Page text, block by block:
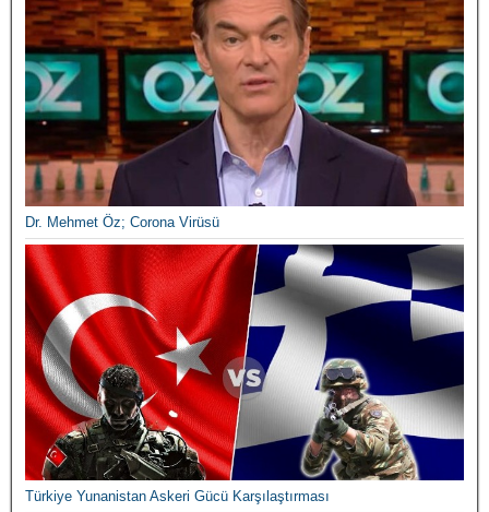
Dr. Mehmet Öz; Corona Virüsü
Türkiye Yunanistan Askeri Gücü Karşılaştırması